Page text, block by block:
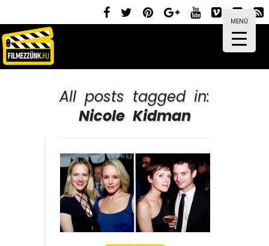
MENÜ
All posts tagged in:
Nicole Kidman